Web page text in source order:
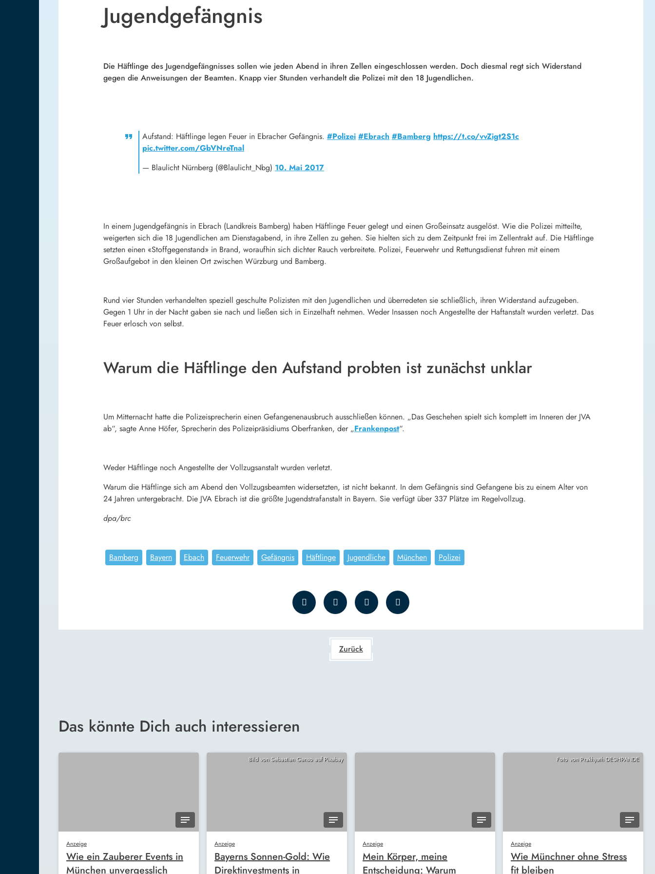
Jugendgefängnis
Die Häftlinge des Jugendgefängnisses sollen wie jeden Abend in ihren Zellen eingeschlossen werden. Doch diesmal regt sich Widerstand
gegen die Anweisungen der Beamten. Knapp vier Stunden verhandelt die Polizei mit den 18 Jugendlichen.
Aufstand: Häftlinge legen Feuer in Ebracher Gefängnis. #Polizei #Ebrach #Bamberg https://t.co/vvZigt2S1c
pic.twitter.com/GbVNreTnal
— Blaulicht Nürnberg (@Blaulicht_Nbg) 10. Mai 2017
In einem Jugendgefängnis in Ebrach (Landkreis Bamberg) haben Häftlinge Feuer gelegt und einen Großeinsatz ausgelöst. Wie die Polizei mitteilte,
weigerten sich die 18 Jugendlichen am Dienstagabend, in ihre Zellen zu gehen. Sie hielten sich zu dem Zeitpunkt frei im Zellentrakt auf. Die Häftlinge
setzten einen «Stoffgegenstand» in Brand, woraufhin sich dichter Rauch verbreitete. Polizei, Feuerwehr und Rettungsdienst fuhren mit einem
Großaufgebot in den kleinen Ort zwischen Würzburg und Bamberg.
Rund vier Stunden verhandelten speziell geschulte Polizisten mit den Jugendlichen und überredeten sie schließlich, ihren Widerstand aufzugeben.
Gegen 1 Uhr in der Nacht gaben sie nach und ließen sich in Einzelhaft nehmen. Weder Insassen noch Angestellte der Haftanstalt wurden verletzt. Das
Feuer erlosch von selbst.
Warum die Häftlinge den Aufstand probten ist zunächst unklar
Um Mitternacht hatte die Polizeisprecherin einen Gefangenenausbruch ausschließen können. „Das Geschehen spielt sich komplett im Inneren der JVA
ab“, sagte Anne Höfer, Sprecherin des Polizeipräsidiums Oberfranken, der „Frankenpost“.
Weder Häftlinge noch Angestellte der Vollzugsanstalt wurden verletzt.
Warum die Häftlinge sich am Abend den Vollzugsbeamten widersetzten, ist nicht bekannt. In dem Gefängnis sind Gefangene bis zu einem Alter von
24 Jahren untergebracht. Die JVA Ebrach ist die größte Jugendstrafanstalt in Bayern. Sie verfügt über 337 Plätze im Regelvollzug.
dpa/brc
Bamberg Bayern Ebach Feuerwehr Gefängnis Häftlinge Jugendliche München Polizei
Zurück
Das könnte Dich auch interessieren
Anzeige
Wie ein Zauberer Events in
München unvergesslich
Bild von Sebastian Ganso auf Pixabay
Anzeige
Bayerns Sonnen-Gold: Wie
Direktinvestments in
Anzeige
Mein Körper, meine
Entscheidung: Warum
Foto von Prakhyath DESHPANDE
Anzeige
Wie Münchner ohne Stress
fit bleiben